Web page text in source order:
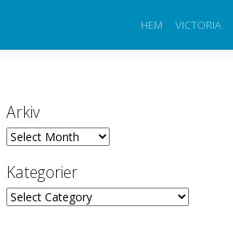
HEM VICTORIA
Arkiv
Arkiv
Kategorier
Kategorier